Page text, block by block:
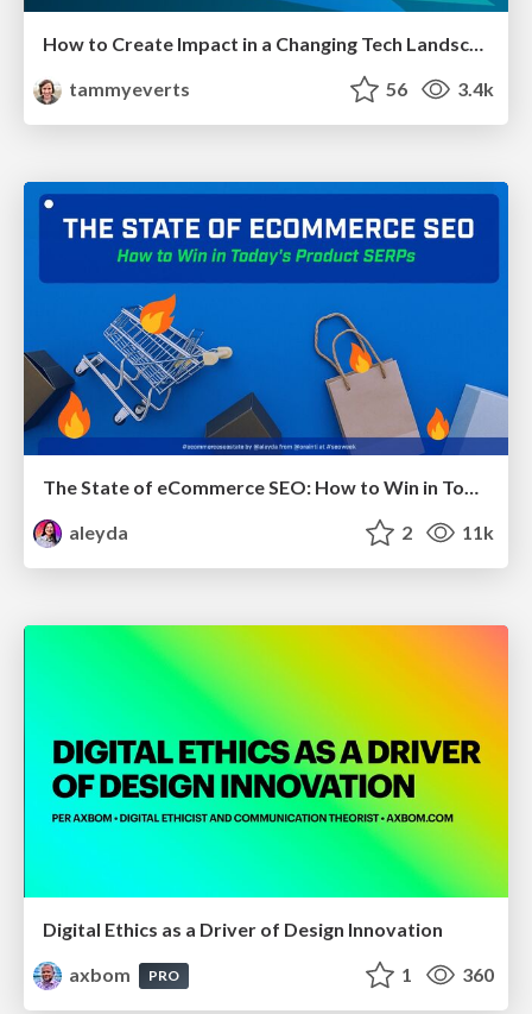
How to Create Impact in a Changing Tech Landscape [PerfNow 2023]
tammyeverts
56 3.4k
aleyda
2 11k
Digital Ethics as a Driver of Design Innovation
axbom
PRO 1 360